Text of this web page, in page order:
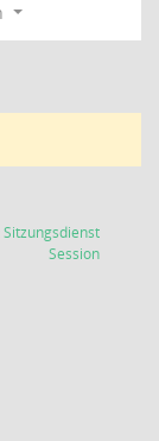
Sitzungsdienst
Session(Wird in